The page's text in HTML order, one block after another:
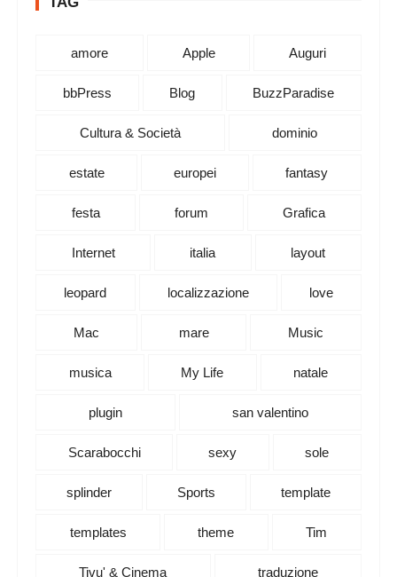
amore Apple Auguri
bbPress Blog BuzzParadise
Cultura & Società dominio
estate europei fantasy
festa forum Grafica
Internet italia layout
leopard localizzazione love
Mac mare Music
musica My Life natale
plugin san valentino
Scarabocchi sexy sole
splinder Sports template
templates theme Tim
Tivu' & Cinema traduzione